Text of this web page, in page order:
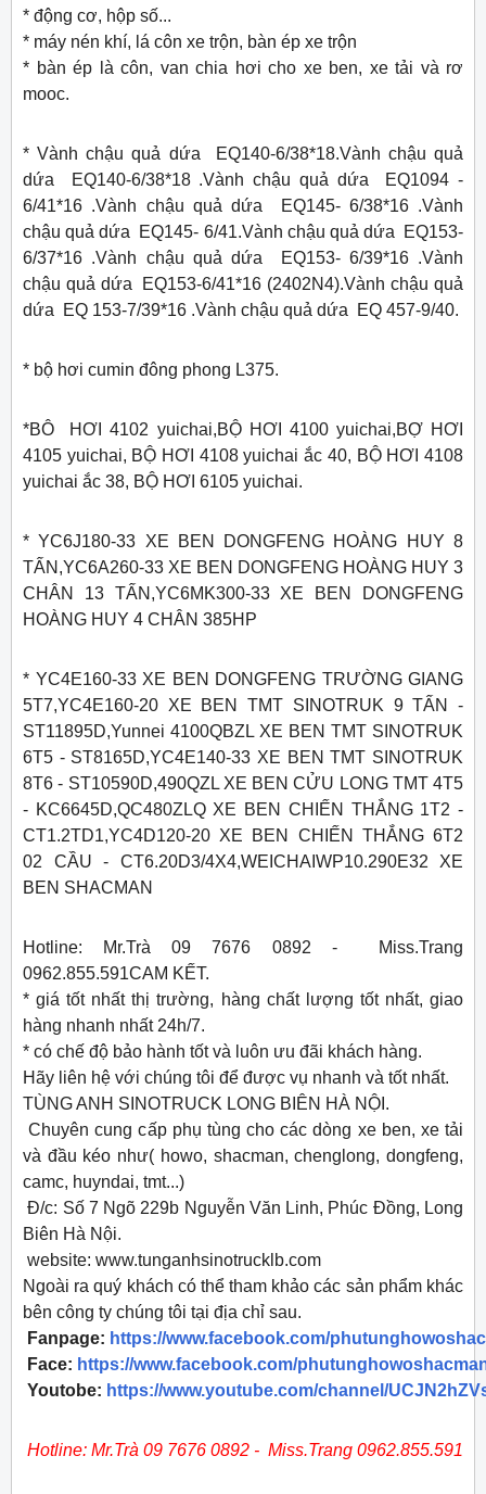
* động cơ, hộp số...
* máy nén khí, lá côn xe trộn, bàn ép xe trộn
* bàn ép là côn, van chia hơi cho xe ben, xe tải và rơ
mooc.
* Vành chậu quả dứa EQ140-6/38*18.Vành chậu quả
dứa EQ140-6/38*18 .Vành chậu quả dứa EQ1094 -
6/41*16 .Vành chậu quả dứa EQ145- 6/38*16 .Vành
chậu quả dứa EQ145- 6/41.Vành chậu quả dứa EQ153-
6/37*16 .Vành chậu quả dứa EQ153- 6/39*16 .Vành
chậu quả dứa EQ153-6/41*16 (2402N4).Vành chậu quả
dứa EQ 153-7/39*16 .Vành chậu quả dứa EQ 457-9/40.
* bộ hơi cumin đông phong L375.
*BÔ HƠI 4102 yuichai,BỘ HƠI 4100 yuichai,BỢ HƠI
4105 yuichai, BỘ HƠI 4108 yuichai ắc 40, BỘ HƠI 4108
yuichai ắc 38, BỘ HƠI 6105 yuichai.
* YC6J180-33 XE BEN DONGFENG HOÀNG HUY 8
TẤN,YC6A260-33 XE BEN DONGFENG HOÀNG HUY 3
CHÂN 13 TẤN,YC6MK300-33 XE BEN DONGFENG
HOÀNG HUY 4 CHÂN 385HP
* YC4E160-33 XE BEN DONGFENG TRƯỜNG GIANG
5T7,YC4E160-20 XE BEN TMT SINOTRUK 9 TẤN -
ST11895D,Yunnei 4100QBZL XE BEN TMT SINOTRUK
6T5 - ST8165D,YC4E140-33 XE BEN TMT SINOTRUK
8T6 - ST10590D,490QZL XE BEN CỬU LONG TMT 4T5
- KC6645D,QC480ZLQ XE BEN CHIẾN THẮNG 1T2 -
CT1.2TD1,YC4D120-20 XE BEN CHIẾN THẮNG 6T2
02 CẦU - CT6.20D3/4X4,WEICHAIWP10.290E32 XE
BEN SHACMAN
​Hotline: Mr.Trà 09 7676 0892 - Miss.Trang
0962.855.591CAM KẾT.
* giá tốt nhất thị trường, hàng chất lượng tốt nhất, giao
hàng nhanh nhất 24h/7.
* có chế độ bảo hành tốt và luôn ưu đãi khách hàng.
Hãy liên hệ với chúng tôi để được vụ nhanh và tốt nhất.
TÙNG ANH SINOTRUCK LONG BIÊN HÀ NỘI.
Chuyên cung cấp phụ tùng cho các dòng xe ben, xe tải
và đầu kéo như( howo, shacman, chenglong, dongfeng,
camc, huyndai, tmt...)
Đ/c: Số 7 Ngõ 229b Nguyễn Văn Linh, Phúc Đồng, Long
Biên Hà Nội.
website: www.tunganhsinotrucklb.com
Ngoài ra quý khách có thể tham khảo các sản phẩm khác
bên công ty chúng tôi tại địa chỉ sau.
Fanpage: https://www.facebook.com/
Face: https://www.facebook.com/
Youtobe: https://www.youtube.com/channel/
Hotline: Mr.Trà 09 7676 0892 - Miss.Trang 0962.855.591